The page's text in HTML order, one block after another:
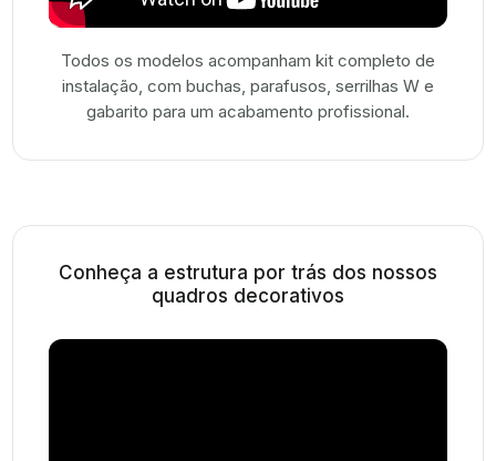
Todos os modelos acompanham kit completo de
instalação, com buchas, parafusos, serrilhas W e
gabarito para um acabamento profissional.
Conheça a estrutura por trás dos nossos
quadros decorativos